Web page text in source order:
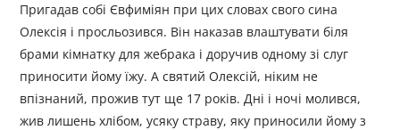
Пригадав собі Євфиміян при цих словах свого сина
Олексія і просльозився. Він наказав влаштувати біля
брами кімнатку для жебрака і доручив одному зі слуг
приносити йому їжу. А святий Олексій, ніким не
впізнаний, прожив тут ще 17 років. Дні і ночі молився,
жив лишень хлібом, усяку страву, яку приносили йому з